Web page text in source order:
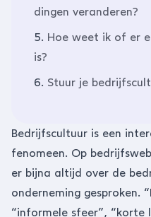
dingen veranderen?
5. Hoe weet ik of er
is?
6. Stuur je
Bedrijfscultuur is een
fenomeen. Op
er bijna altijd over de
onderneming gesproken.
“informele sfeer”, “korte